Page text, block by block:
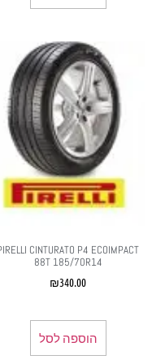
PIRELLI CINTURATO P4 ECOIMPACT
88T 185/70R14
₪340.00
הוספה לסל